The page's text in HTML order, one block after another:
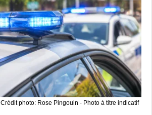
Crédit photo: Rose Pingouin - Photo à titre indicatif